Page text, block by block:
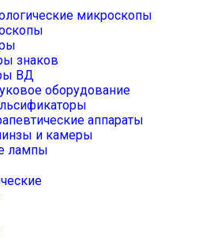
микроскопы
знаков
ВД
оборудование
аппараты
и камеры
лампы